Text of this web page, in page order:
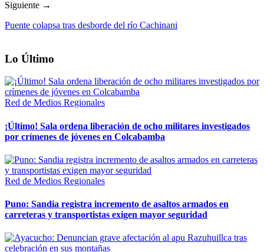
Siguiente →
Puente colapsa tras desborde del río Cachinani
Lo Último
Red de Medios Regionales
¡Último! Sala ordena liberación de ocho militares investigados
por crímenes de jóvenes en Colcabamba
Red de Medios Regionales
Puno: Sandia registra incremento de asaltos armados en
carreteras y transportistas exigen mayor seguridad